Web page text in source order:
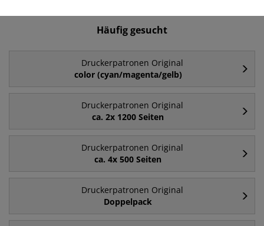
Häufig gesucht
Druckerpatronen Original
color (cyan/magenta/gelb)
Druckerpatronen Original
ca. 2x 1200 Seiten
Druckerpatronen Original
ca. 4x 500 Seiten
Druckerpatronen Original
Doppelpack